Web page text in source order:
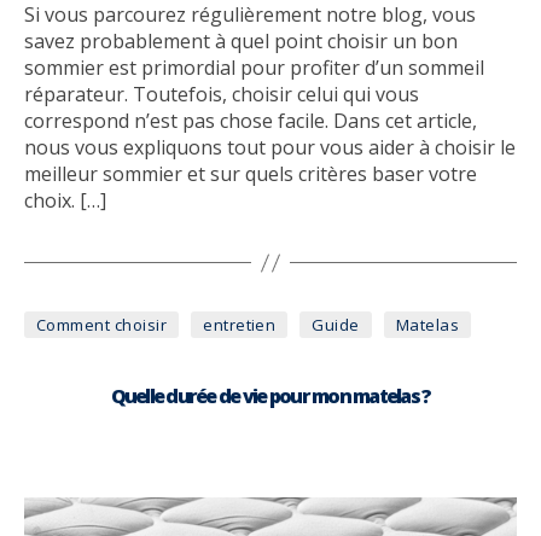
Si vous parcourez régulièrement notre blog, vous
savez probablement à quel point choisir un bon
sommier est primordial pour profiter d’un sommeil
réparateur. Toutefois, choisir celui qui vous
correspond n’est pas chose facile. Dans cet article,
nous vous expliquons tout pour vous aider à choisir le
meilleur sommier et sur quels critères baser votre
choix. […]
Catégories
Comment choisir entretien Guide Matelas
Quelle durée de vie pour mon matelas ?